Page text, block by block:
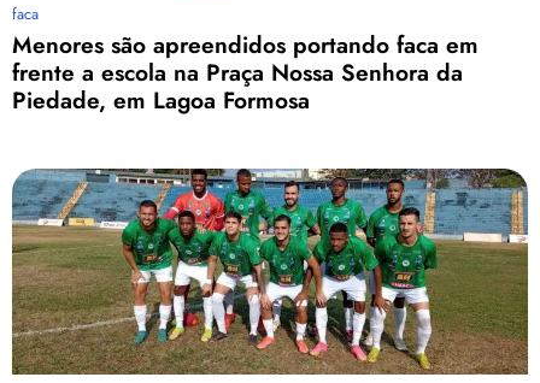
faca
Menores são apreendidos portando faca em
frente a escola na Praça Nossa Senhora da
Piedade, em Lagoa Formosa